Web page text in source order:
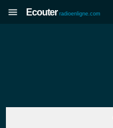
Ecouter radioenligne.com